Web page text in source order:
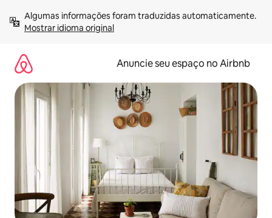
para
Mostrar idioma original
Anuncie seu espaço no Airbnb